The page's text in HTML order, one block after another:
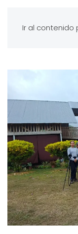
Ir al contenido